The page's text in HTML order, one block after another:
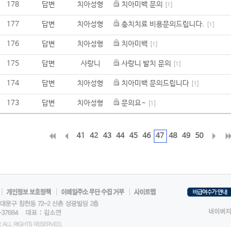
178 답변 치아성형 치아미백 문의 [1]
177 답변 치아성형 충치치료 비용문의드립니다. [1]
176 답변 치아성형 치아미백 [1]
175 답변 사랑니 사랑니 발치 문의 [1]
174 답변 치아성형 치아미백 문의드립니다 [1]
173 답변 치아성형 문의요~ [1]
41 42 43 44 45 46 47 48 49 50